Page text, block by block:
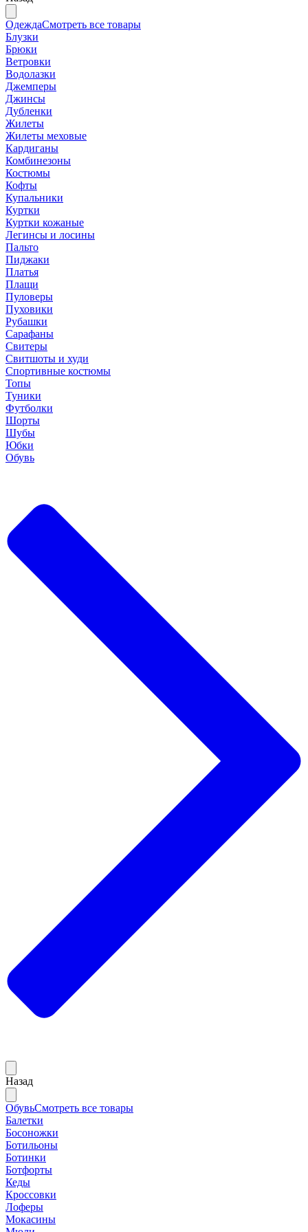
ОдеждаСмотреть все товары
Блузки
Брюки
Ветровки
Водолазки
Джемперы
Джинсы
Дубленки
Жилеты
Жилеты меховые
Кардиганы
Комбинезоны
Костюмы
Кофты
Купальники
Куртки
Куртки кожаные
Легинсы и лосины
Пальто
Пиджаки
Платья
Плащи
Пуловеры
Пуховики
Рубашки
Сарафаны
Свитеры
Свитшоты и худи
Спортивные костюмы
Топы
Туники
Футболки
Шорты
Шубы
Юбки
Обувь
Назад
ОбувьСмотреть все товары
Балетки
Босоножки
Ботильоны
Ботинки
Ботфорты
Кеды
Кроссовки
Лоферы
Мокасины